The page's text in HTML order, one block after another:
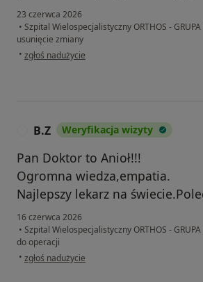
23 czerwca 2026
• Szpital Wielospecjalistyczny ORTHOS - GRUPA
usunięcie zmiany
• w opinii użytkownika Anita
zgłoś nadużycie
B.Z Weryfikacja wizyty
Pan Doktor to Anioł!!!
Ogromna wiedza,empatia.
Najlepszy lekarz na
16 czerwca 2026
• Szpital Wielospecjalistyczny ORTHOS - GRUPA
do operacji
• w opinii użytkownika B.Z
zgłoś nadużycie